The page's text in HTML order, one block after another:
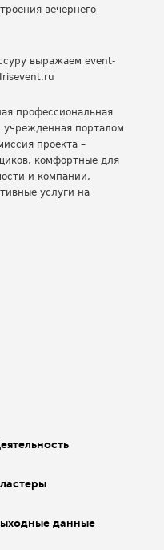
вечернего
выражаем event-
профессиональная
порталом
проекта –
комфортные для
и компании,
услуги на
данные